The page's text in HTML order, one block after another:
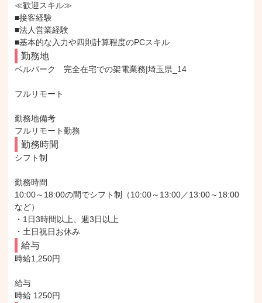
≪歓迎スキル≫
■接客経験
■法人営業経験
■基本的な入力や四則計算程度のPCスキル
勤務地
ベルパーク　完全在宅での架電業務|埼玉県_14
フルリモート
勤務地備考
フルリモート勤務
勤務時間
シフト制
勤務時間
10:00～18:00の間でシフト制（10:00～13:00／13:00～18:00
など）
・1日3時間以上、週3日以上
・土日祝日お休み
給与
時給1,250円
給与
時給 1250円